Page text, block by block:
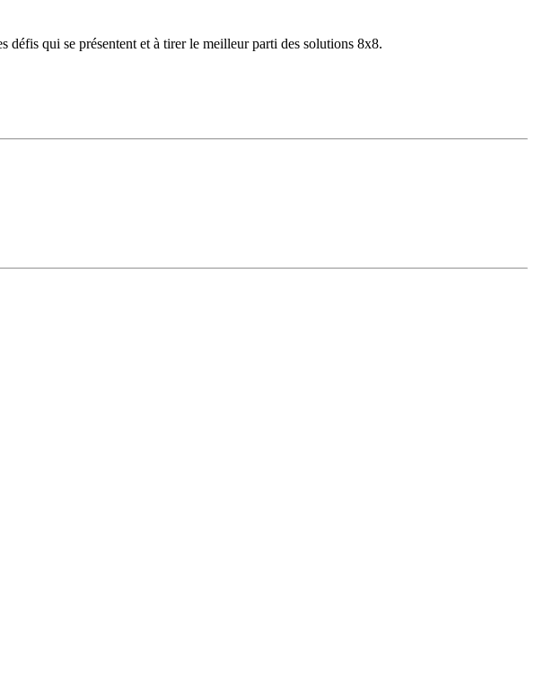
défis qui se présentent et à tirer le meilleur parti des solutions 8x8.